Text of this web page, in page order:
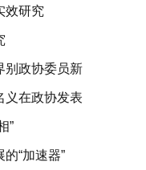
效研究
别政协委员新
义在政协发表
”
“加速器”